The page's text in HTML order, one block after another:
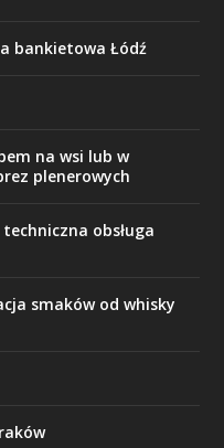
bankietowa Łódź
na wsi lub w
plenerowych
obsługa
smaków od whisky